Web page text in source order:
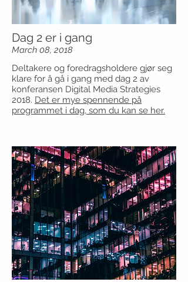
Dag 2 er i gang
March 08, 2018
Deltakere og foredragsholdere gjør seg
klare for å gå i gang med dag 2 av
konferansen Digital Media Strategies
2018. Det er mye spennende på
programmet i dag, som du kan se her.